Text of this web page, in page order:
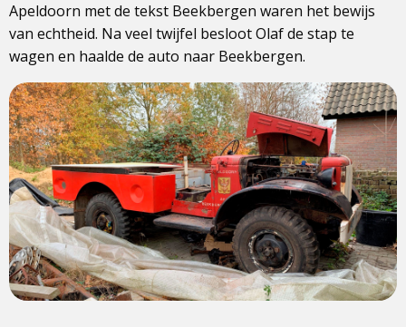
Apeldoorn met de tekst Beekbergen waren het bewijs
van echtheid. Na veel twijfel besloot Olaf de stap te
wagen en haalde de auto naar Beekbergen.